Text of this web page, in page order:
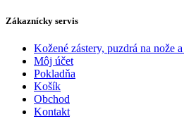
Zákaznícky servis
Kožené zástery, puzdrá na nože
Môj účet
Pokladňa
Košík
Obchod
Kontakt